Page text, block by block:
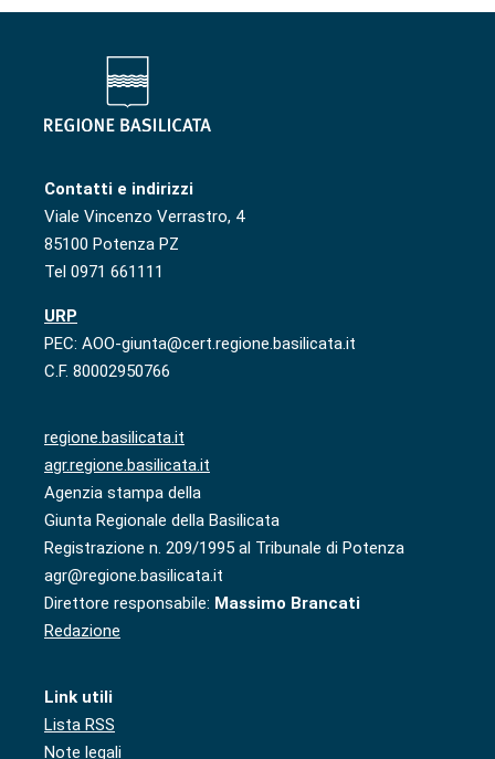
Contatti e indirizzi
Viale Vincenzo Verrastro, 4
85100 Potenza PZ
Tel 0971 661111
URP
PEC: AOO-giunta@cert.regione.basilicata.it
C.F. 80002950766
regione.basilicata.it
agr.regione.basilicata.it
Agenzia stampa della
Giunta Regionale della Basilicata
Registrazione n. 209/1995 al Tribunale di Potenza
agr@regione.basilicata.it
Direttore responsabile: Massimo Brancati
Redazione
Link utili
Lista RSS
Note legali